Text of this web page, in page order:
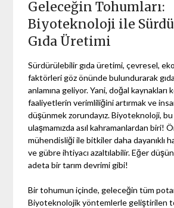
Geleceğin Tohumları:
Biyoteknoloji ile
Gıda Üretimi
Sürdürülebilir gıda üretimi, çevresel,
faktörleri göz önünde bulundurarak
anlamına geliyor. Yani, doğal kaynakları
faaliyetlerin verimliliğini artırmak ve insan
düşünmek zorundayız. Biyoteknoloji,
ulaşmamızda asıl kahramanlardan biri!
mühendisliği ile bitkiler daha dayanıklı
ve gübre ihtiyacı azaltılabilir. Eğer
adeta bir tarım devrimi gibi!
Bir tohumun içinde, geleceğin tüm
Biyoteknolojik yöntemlerle geliştirilen